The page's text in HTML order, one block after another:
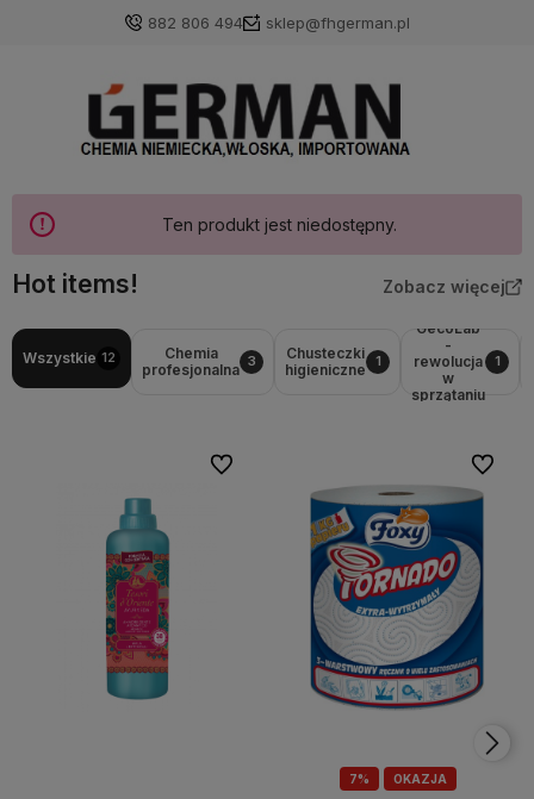
882 806 494 sklep@fhgerman.pl
Ten produkt jest niedostępny.
Hot items! Zobacz więcej
Wszystkie 12
Chemia
profesjonalna 3
Chusteczki
higieniczne
1
GecoLab
-
rewolucja
w
sprzątaniu
1
Do ulubionych
7% OKAZJA
Do